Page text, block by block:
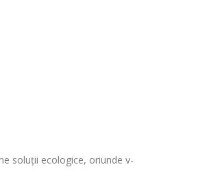
soluții ecologice, oriunde v-